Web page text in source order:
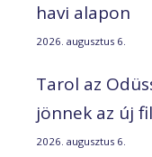
havi alapon
2026. augusztus 6.
Tarol az
jönnek az új
2026. augusztus 6.